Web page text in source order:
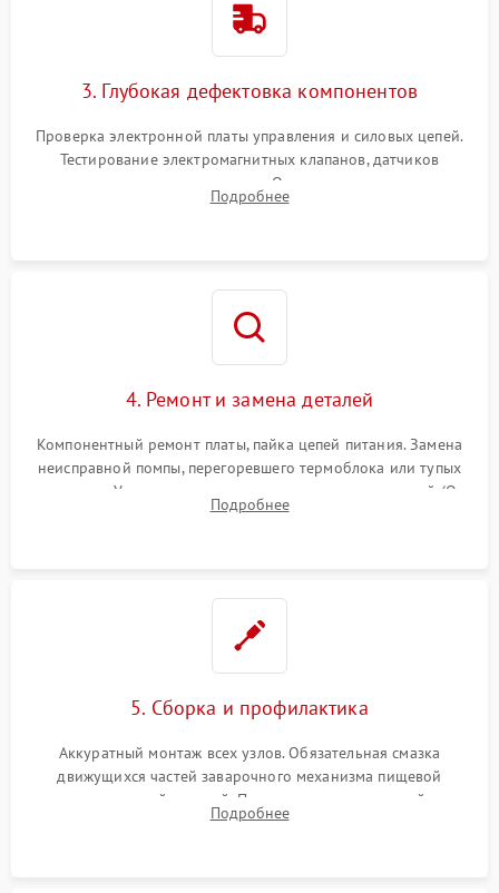
3. Глубокая дефектовка компонентов
Проверка электронной платы управления и силовых цепей.
Тестирование электромагнитных клапанов, датчиков
температуры и расходомера. Оценка степени износа
жерновов кофемолки, уплотнительных колец гидросистемы
Подробнее
4. Ремонт и замена деталей
Компонентный ремонт платы, пайка цепей питания. Замена
неисправной помпы, перегоревшего термоблока или тупых
жерновов. Установка новых силиконовых уплотнителей (O-
ring) и тефлоновых трубок для надежного устранения
Подробнее
5. Сборка и профилактика
Аккуратный монтаж всех узлов. Обязательная смазка
движущихся частей заварочного механизма пищевой
силиконовой смазкой. Проведение программной
декальцинации и очистки системы от кофейных масел.
Подробнее